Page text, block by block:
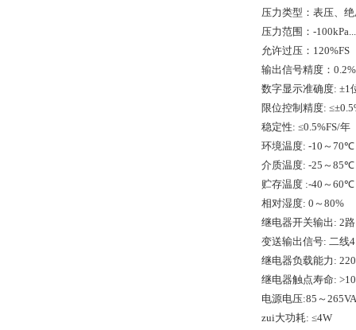
压力类型：表压、绝
压力范围： -
允许过压： 120%FS
输出信号精度：
数字显示准确度: ±1
限位控制精度:
稳定性: ≤0.5%FS/年
环境温度: -10 ～ 70℃
介质温度: -25 ～ 85℃
贮存温度 :-40 ～ 60℃
相对湿度: 0 ～ 80%
继电器开关输出 : 2
变送输出信号: 二线4
继电器负载能力 :
继电器触点寿命:
电源电压:85 ～
zui大功耗: ≤4W